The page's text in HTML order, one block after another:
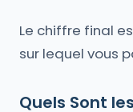
Le chiffre final
sur lequel vous
Quels Sont